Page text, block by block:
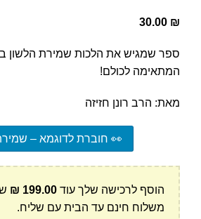
30.00 ₪
ספר שמגיש את הלכות שמירת הלשון
המתאימה לכולם!
מאת: הרב רונן חזיזה
👀 חוברת לדוגמא –
הוסף לרכישה שלך עוד 199.00
₪
משלוח חינם עד הבית עם שליח.